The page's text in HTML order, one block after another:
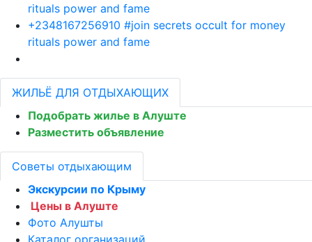
rituals power and fame
+2348167256910 #join secrets occult for money
rituals power and fame
ЖИЛЬЁ ДЛЯ ОТДЫХАЮЩИХ
Подобрать жилье в Алуште
Разместить объявление
Советы отдыхающим
Экскурсии по Крыму
Цены в Алуште
Фото Алушты